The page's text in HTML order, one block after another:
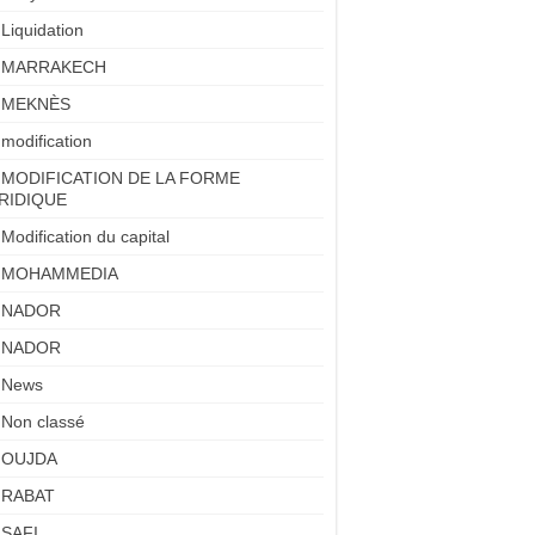
Liquidation
MARRAKECH
MEKNÈS
modification
MODIFICATION DE LA FORME
Modification du capital
MOHAMMEDIA
NADOR
NADOR
News
Non classé
OUJDA
RABAT